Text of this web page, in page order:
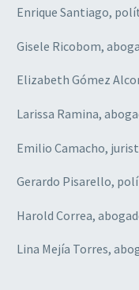
Enrique Santiago,
Gisele Ricobom,
Elizabeth Gómez
Larissa Ramina,
Emilio Camacho,
Gerardo Pisarello,
Harold Correa,
Lina Mejía Torres,